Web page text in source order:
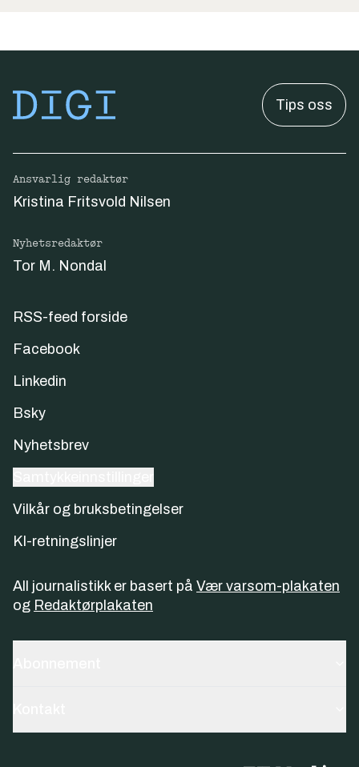
Tips oss
Ansvarlig redaktør
Kristina Fritsvold Nilsen
Nyhetsredaktør
Tor M. Nondal
RSS-feed forside
Facebook
Linkedin
Bsky
Nyhetsbrev
Vilkår og bruksbetingelser
KI-retningslinjer
All journalistikk er basert på Vær varsom-plakaten
og Redaktørplakaten